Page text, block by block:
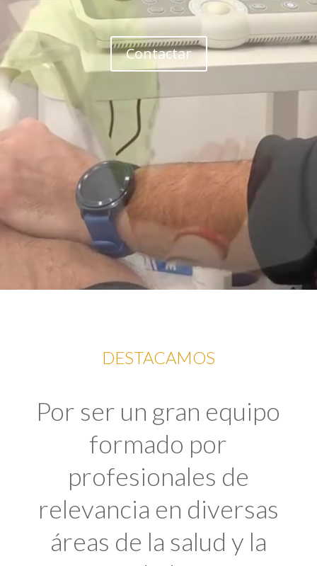
Contactar
DESTACAMOS
Por ser un gran equipo
formado por
profesionales de
relevancia en diversas
áreas de la salud y la